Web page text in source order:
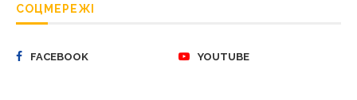
СОЦМЕРЕЖІ
FACEBOOK YOUTUBE